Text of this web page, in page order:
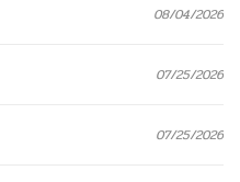
08/04/2026
07/25/2026
07/25/2026